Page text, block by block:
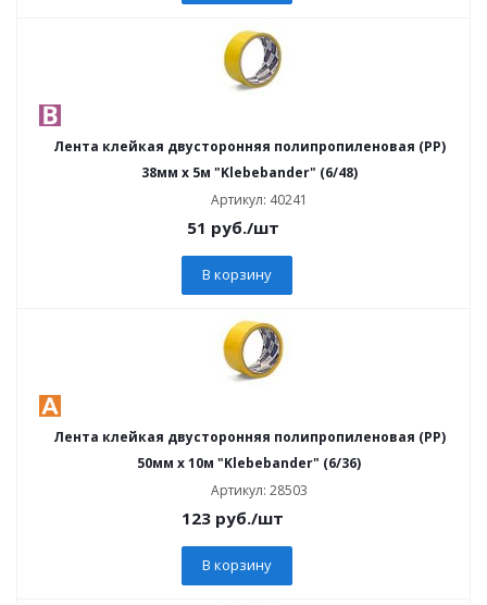
Лента клейкая двусторонняя полипропиленовая (PP)
38мм х 5м "Klebebander" (6/48)
Артикул: 40241
51 руб./шт
В корзину
Лента клейкая двусторонняя полипропиленовая (PP)
50мм х 10м "Klebebander" (6/36)
Артикул: 28503
123 руб./шт
В корзину